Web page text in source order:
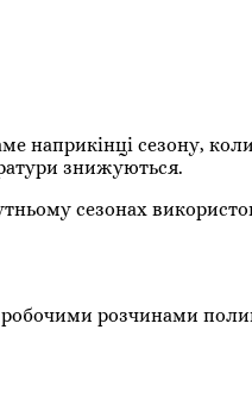
сезону, коли
знижуються.
сезонах
розчинами